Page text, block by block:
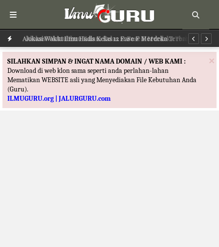
Alokasi Waktu Ilmu Hadis Kelas 12 Fase F Merdeka Terbaru
×
SILAHKAN SIMPAN & INGAT NAMA DOMAIN / WEB KAMI :
Download di web klon sama seperti anda perlahan-lahan
Mematikan WEBSITE asli yang Menyediakan File Kebutuhan Anda
(Guru).
ILMUGURU.org | JALURGURU.com